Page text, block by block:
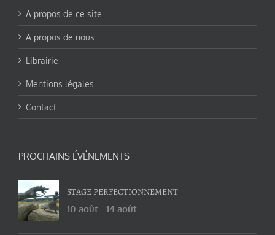
A propos de ce site
A propos de nous
Librairie
Mentions légales
Contact
PROCHAINS ÉVÉNEMENTS
STAGE PERFECTIONNEMENT
10 août - 14 août